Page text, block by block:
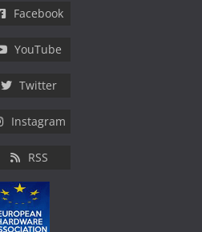
Facebook
YouTube
Twitter
Instagram
RSS